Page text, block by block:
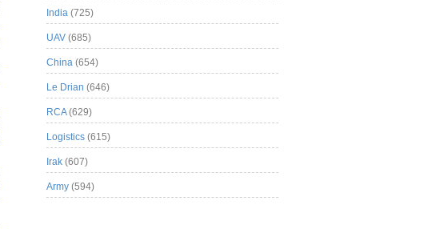
India (725)
UAV (685)
China (654)
Le Drian (646)
RCA(629)
Logistics (615)
Irak (607)
Army (594)